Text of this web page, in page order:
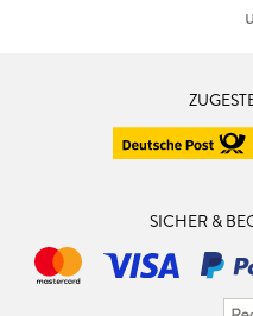
SICHER &